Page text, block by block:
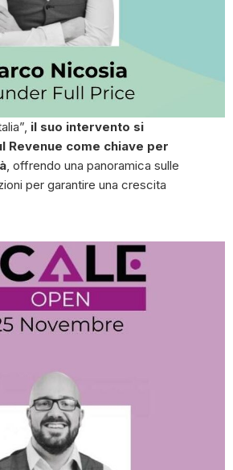
il suo intervento si
Revenue come chiave per
, offrendo una panoramica sulle
per garantire una crescita